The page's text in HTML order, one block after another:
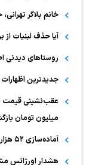
خانم بلاگر
آیا حذف لبنیات
روستاهای دیدنی
جدیدترین
میلیون تومان
آماده‌سازی ۵۲ هزار جای پارک خودرو در مشهد برای دهه پایانی صفر
هشدار اورژانس